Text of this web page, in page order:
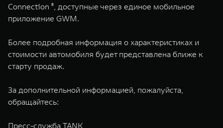
Connection ⁸, доступные через единое мобильное
приложение GWM.
Более подробная информация о характеристиках и
стоимости автомобиля будет представлена ближе к
старту продаж.
За дополнительной информацией, пожалуйста,
обращайтесь:
Пресс-служба TANK